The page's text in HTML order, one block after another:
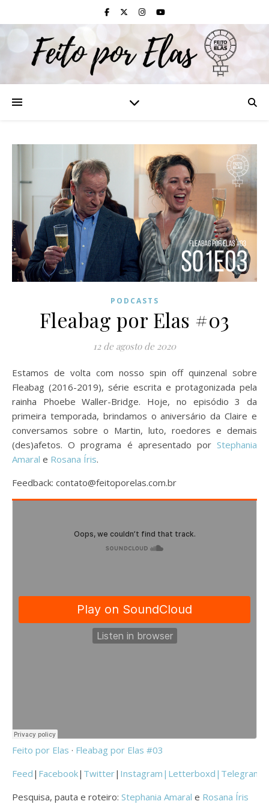
PODCASTS
Fleabag por Elas #03
12 de agosto de 2020
Estamos de volta com nosso spin off quinzenal sobre
Fleabag (2016-2019), série escrita e protagonizada pela
rainha Phoebe Waller-Bridge. Hoje, no episódio 3 da
primeira temporada, brindamos o aniversário da Claire e
conversamos sobre o Martin, luto, roedores e demais
(des)afetos. O programa é apresentado por Stephania
Amaral e Rosana Íris.
Feedback: contato@feitoporelas.com.br
Feito por Elas · Fleabag por Elas #03
Feed | Facebook| Twitter| Instagram| Letterboxd | Telegram
Pesquisa, pauta e roteiro: Stephania Amaral e Rosana Íris